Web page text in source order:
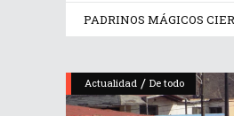
PADRINOS MÁGICOS
Actualidad / De todo